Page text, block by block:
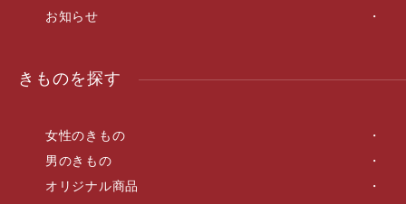
お知らせ
きものを探す
女性のきもの
男のきもの
オリジナル商品